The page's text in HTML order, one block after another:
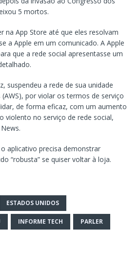
5 mortos.
na App Store até que eles resolvam
a Apple em um comunicado. A Apple
que a rede social apresentasse um
suspendeu a rede de sua unidade
(AWS), por violar os termos de serviço
de forma eficaz, com um aumento
violento no serviço de rede social,
aplicativo precisa demonstrar
“robusta” se quiser voltar à loja.
ESTADOS UNIDOS
INFORME TECH PARLER